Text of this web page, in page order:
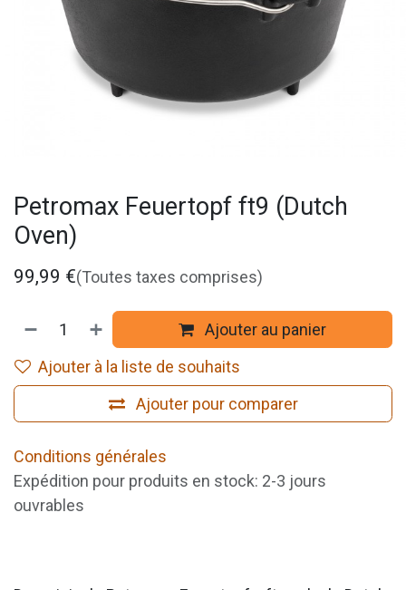
Petromax Feuertopf ft9 (Dutch
Oven)
99,99 €(Toutes taxes comprises)
Ajouter au panier
Ajouter pour comparer
Ajouter à la liste de souhaits
Conditions générales
Expédition pour produits en stock: 2-3 jours
ouvrables